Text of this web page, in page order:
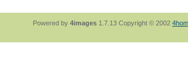
jan-lukas:geschrieben am: 28. 4. 2026 -
Powered by 4images 1.7.13 Copyright © 2002